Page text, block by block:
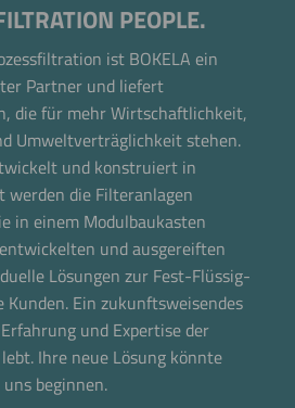
PEOPLE.
ist BOKELA ein
Partner und liefert
die für mehr Wirtschaftlichkeit,
Umweltverträglichkeit stehen.
und konstruiert in
werden die Filteranlagen
in einem Modulbaukasten
und ausgereiften
Lösungen zur Fest-Flüssig-
Ein zukunftsweisendes
und Expertise der
Ihre neue Lösung könnte
beginnen.
die gemerkte Auswahl anfragen.